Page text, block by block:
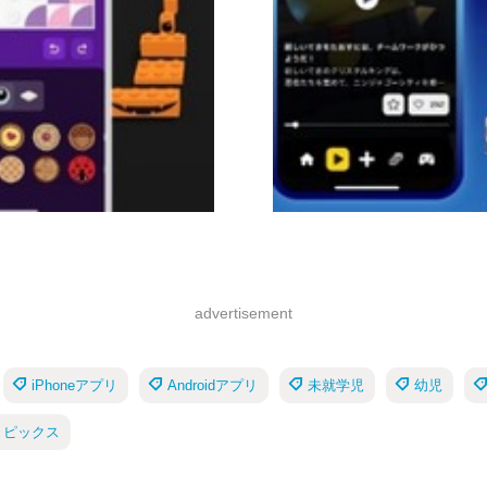
advertisement
iPhoneアプリ Androidアプリ 未就学児 幼児
ックス